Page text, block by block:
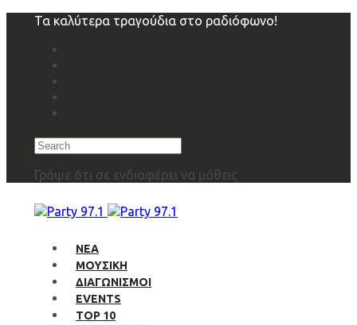
navigation
Τα καλύτερα τραγούδια στο ραδιόφωνο!
Search
Γράψε ότι σε ενδιαφέρει να μάθεις
ΝΕΑ
ΜΟΥΣΙΚΗ
ΔΙΑΓΩΝΙΣΜΟΙ
EVENTS
TOP 10